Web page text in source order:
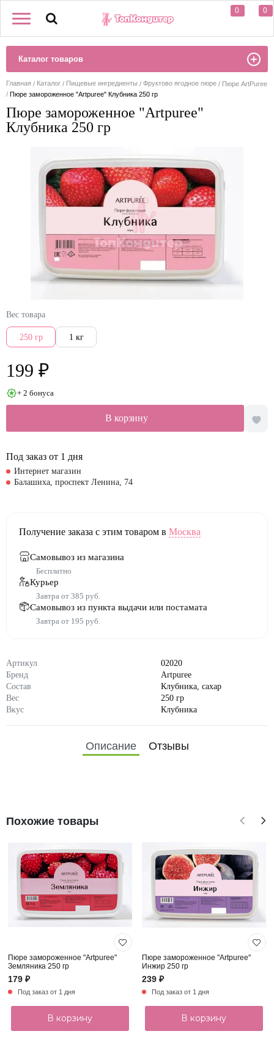
0 0
Каталог товаров
Главная Каталог Пищевые ингредиенты Фруктово ягодное пюре
Пюре ArtPuree
Пюре замороженное "Artpuree" Клубника 250 гр
Пюре замороженное "Artpuree"
Клубника 250 гр
Артикул
02020
Бренд
Artpuree
Состав
Клубника, сахар
Вес
250 гр
Вкус
Клубника
Вес товара
250 гр 1 кг
199 ₽
+ 2 бонуса
В корзину
Под заказ от 1 дня
Интернет магазин
Балашиха, проспект Ленина, 74
Получение заказа с этим товаром в Москва
Самовывоз из магазина
Бесплатно
Курьер
Завтра от 385 руб.
Самовывоз из пункта выдачи или постамата
Завтра от 195 руб.
Описание Отзывы
Похожие товары
Пюре замороженное "Artpuree"
Земляника 250 гр
179 ₽
Под заказ от 1 дня
В корзину
Пюре замороженное "Artpuree"
Инжир 250 гр
239 ₽
Под заказ от 1 дня
В корзину